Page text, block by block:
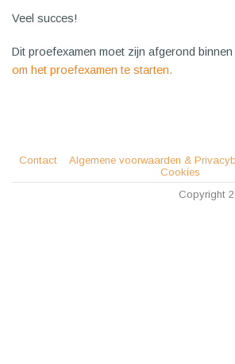
Veel succes!
Dit proefexamen moet zijn afgerond binnen
om het proefexamen te starten.
Contact
Algemene voorwaarden &
Cookies
Copyright